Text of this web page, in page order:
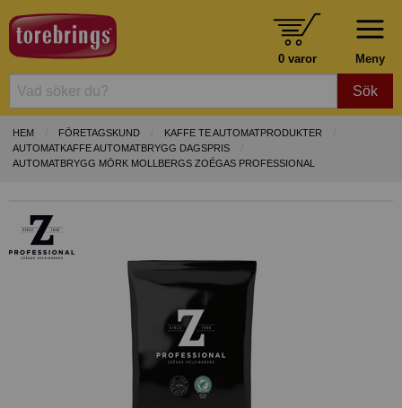
Meny
0 varor
Sök
HEM FÖRETAGSKUND
KAFFE TE AUTOMATPRODUKTER
AUTOMATKAFFE AUTOMATBRYGG DAGSPRIS
AUTOMATBRYGG MÖRK MOLLBERGS ZOÉGAS PROFESSIONAL